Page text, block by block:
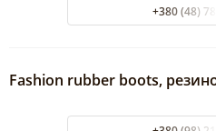
+380 (48)
Fashion rubber boots,